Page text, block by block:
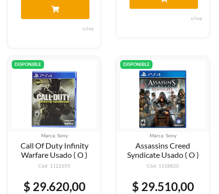
c/iva
c/iva
DISPONIBLE
Marca: Sony
Call Of Duty Infinity
Warfare Usado ( O )
Cód: 1122655
$ 29.620,00
DISPONIBLE
Marca: Sony
Assassins Creed
Syndicate Usado ( O )
Cód: 1118820
$ 29.510,00